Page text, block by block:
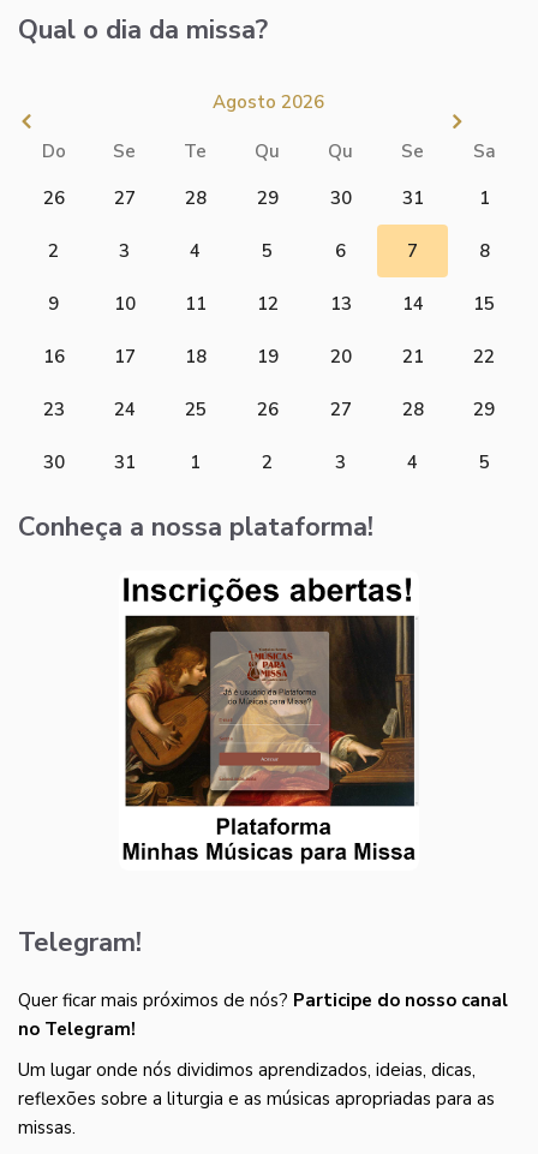
Qual o dia da missa?
Agosto 2026
Do Se Te Qu Qu Se
Sa
26
27 28 29 30 31 1
2 3 4 5 6 7 8
9 10 11 12 13 14 15
16 17 18 19 20 21 22
23 24 25 26 27 28 29
30 31 1 2 3 4 5
Conheça a nossa plataforma!
Telegram!
Quer ficar mais próximos de nós? Participe do nosso canal
no Telegram!
Um lugar onde nós dividimos aprendizados, ideias, dicas,
reflexões sobre a liturgia e as músicas apropriadas para as
missas.